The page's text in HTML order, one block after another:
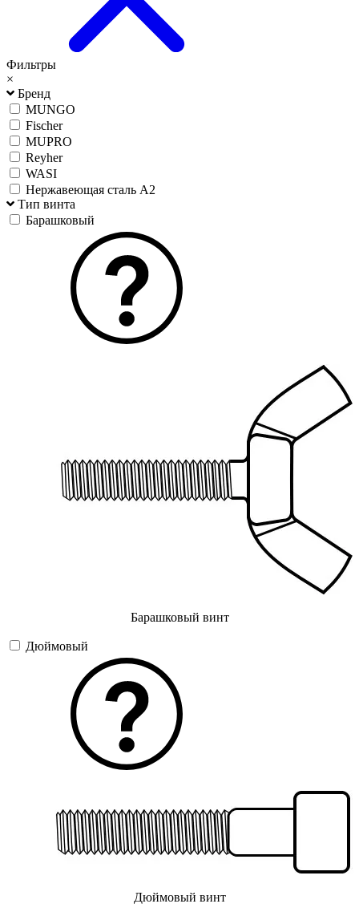
Фильтры
×
Бренд
MUNGO
Fischer
MUPRO
Reyher
WASI
Нержавеющая сталь А2
Тип винта
Барашковый
Барашковый винт
Дюймовый
Дюймовый винт